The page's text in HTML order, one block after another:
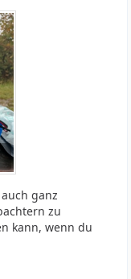
ganz
zu
kann, wenn du